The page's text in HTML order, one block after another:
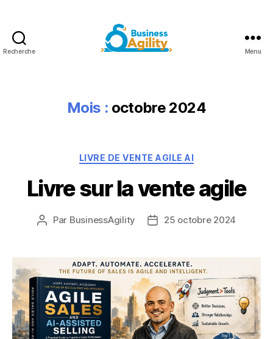
Recherche Menu
Mois : octobre 2024
Catégories
LIVRE DE VENTE AGILE AI
Livre sur la vente agile
Auteur
Par BusinessAgility
Date25 octobre 2024